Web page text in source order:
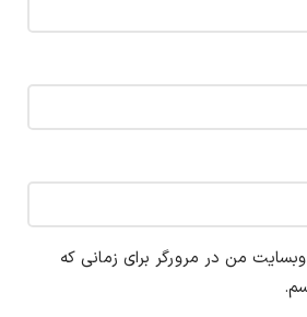
من در مرورگر برای زمانی که